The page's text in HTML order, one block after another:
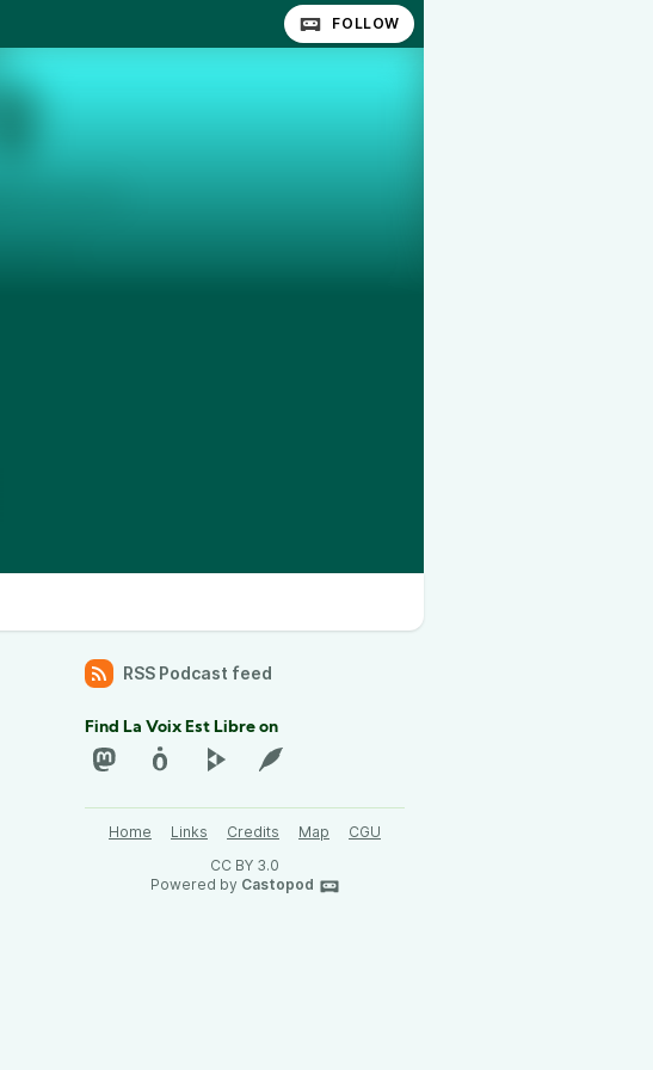
FOLLOW
RSS Podcast feed
Find La Voix Est Libre on
Home Links Credits Map
CGU
CC BY 3.0
Powered by Castopod